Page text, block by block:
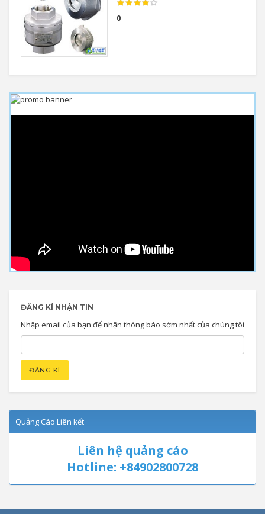
0
------------------------------------------
ĐĂNG KÍ NHẬN TIN
Nhập email của bạn để nhận thông báo sớm nhất của chúng tôi
Quảng Cáo Liên kết
Liên hệ quảng cáo
Hotline: +84902800728